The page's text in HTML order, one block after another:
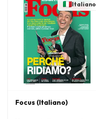
Italiano
Focus (Italiano)